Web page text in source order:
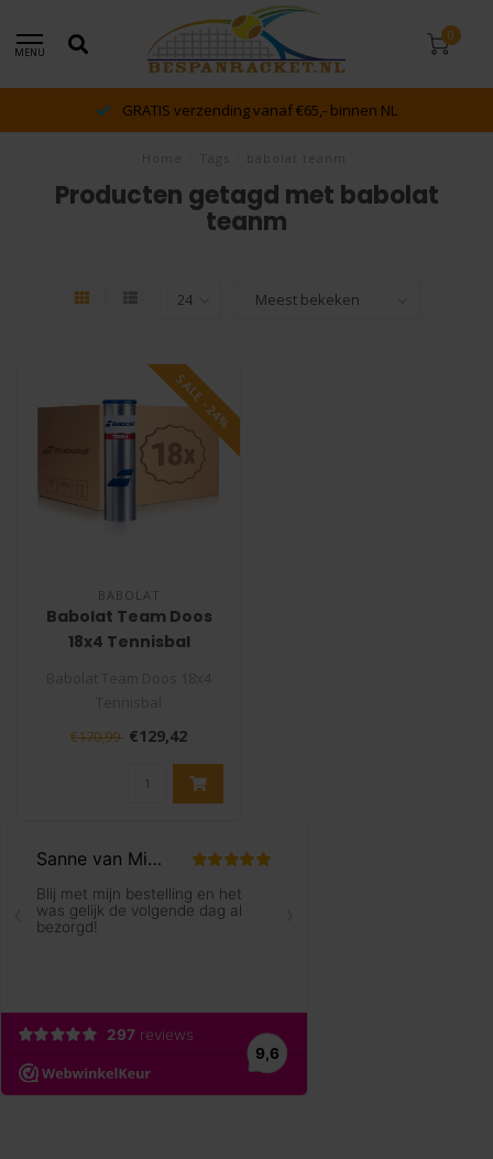
MENU
0
GRATIS verzending vanaf €65,- binnen NL
Producten getagd met babolat
teanm
SALE -24%
BABOLAT
Babolat Team Doos
18x4 Tennisbal
De Babolat Team tennisbal
is een premium bal..
€170,99 €129,42